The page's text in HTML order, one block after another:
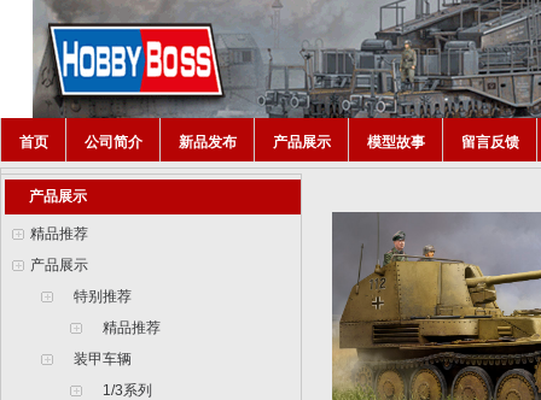
首页 公司简介 新品发布 产品展示 模型故事 留言反馈
产品展示
精品推荐
产品展示
特别推荐
精品推荐
装甲车辆
1/3系列